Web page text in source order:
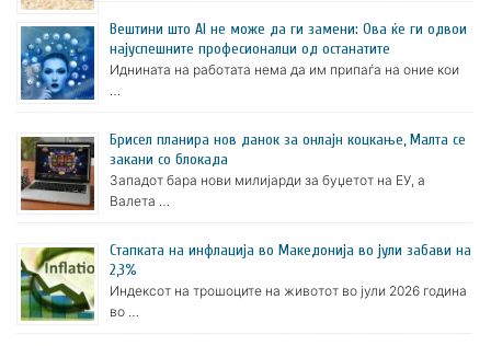
Вештини што AI не може да ги замени: Ова ќе ги одвои
најуспешните професионалци од останатите
Иднината на работата нема да им припаѓа на оние кои
…
Брисел планира нов данок за онлајн коцкање, Малта се
закани со блокада
Западот бара нови милијарди за буџетот на ЕУ, а
Валета …
Стапката на инфлација во Македонија во јули забави на
2,3%
Индексот на трошоците на животот во јули 2026 година
во …